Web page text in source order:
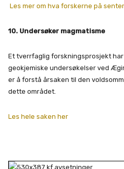
Les mer om hva forskerne på
10. Undersøker magmatisme
Et tverrfaglig forskningsprosjekt
geokjemiske undersøkelser ved
er å forstå årsaken til den
dette området.
Les hele saken her